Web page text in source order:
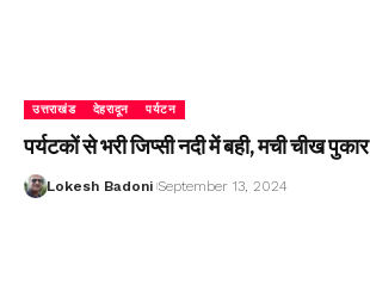
उत्तराखंड देहरादून पर्यटन
पर्यटकों से भरी जिप्सी नदी में बही, मची चीख पुकार
Lokesh Badoni September 13, 2024